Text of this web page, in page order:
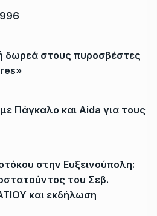
δωρεά στους πυροσβέστες
Πάγκαλο και Aida για τους
στην Ευξεινούπολη:
του Σεβ.
και εκδήλωση